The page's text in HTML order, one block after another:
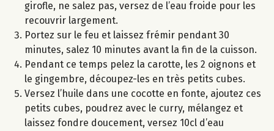
girofle, ne salez pas, versez de l’eau froide pour les
recouvrir largement.
Portez sur le feu et laissez frémir pendant 30
minutes, salez 10 minutes avant la fin de la cuisson.
Pendant ce temps pelez la carotte, les 2 oignons et
le gingembre, découpez-les en très petits cubes.
Versez l’huile dans une cocotte en fonte, ajoutez ces
petits cubes, poudrez avec le curry, mélangez et
laissez fondre doucement, versez 10cl d’eau